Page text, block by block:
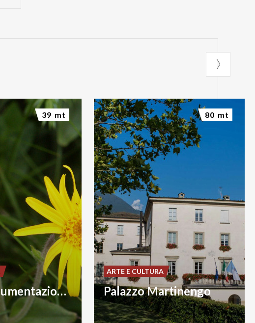
Centro documentazione aree protette
39 mt
Palazzo Martinengo
ARTE E CULTURA
80 mt